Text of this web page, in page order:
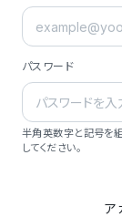
パスワード
半角英数字と記号を
してください。
ア